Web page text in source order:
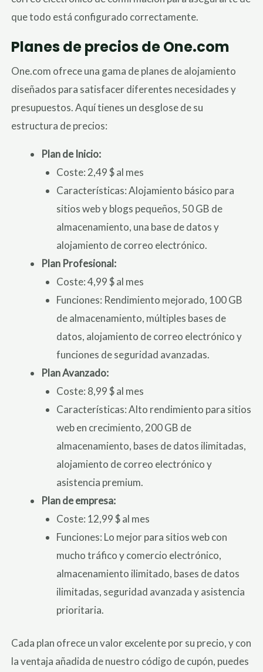
que todo está configurado correctamente.
Planes de precios de One.com
One.com ofrece una gama de planes de alojamiento
diseñados para satisfacer diferentes necesidades y
presupuestos. Aquí tienes un desglose de su
estructura de precios:
Plan de Inicio:
Coste: 2,49 $ al mes
Características: Alojamiento básico para
sitios web y blogs pequeños, 50 GB de
almacenamiento, una base de datos y
alojamiento de correo electrónico.
Plan Profesional:
Coste: 4,99 $ al mes
Funciones: Rendimiento mejorado, 100 GB
de almacenamiento, múltiples bases de
datos, alojamiento de correo electrónico y
funciones de seguridad avanzadas.
Plan Avanzado:
Coste: 8,99 $ al mes
Características: Alto rendimiento para sitios
web en crecimiento, 200 GB de
almacenamiento, bases de datos ilimitadas,
alojamiento de correo electrónico y
asistencia premium.
Plan de empresa:
Coste: 12,99 $ al mes
Funciones: Lo mejor para sitios web con
mucho tráfico y comercio electrónico,
almacenamiento ilimitado, bases de datos
ilimitadas, seguridad avanzada y asistencia
prioritaria.
Cada plan ofrece un valor excelente por su precio, y con
la ventaja añadida de nuestro código de cupón, puedes